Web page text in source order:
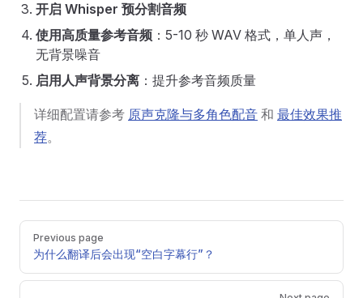
开启 Whisper 预分割音频
使用高质量参考音频 ：5-10 秒 WAV 格式，单人声，
无背景噪音
启用人声背景分离 ：提升参考音频质量
详细配置请参考 原声克隆与多角色配音 和 最佳效果推
荐。
Pager
Previous page
为什么翻译后会出现“空白字幕行”？